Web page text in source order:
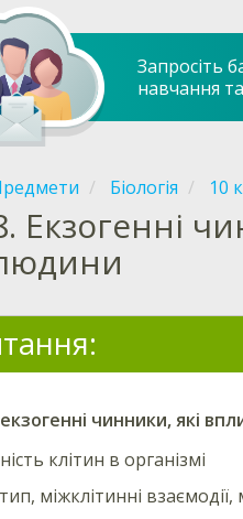
Запросіть
навчання
Біологія 10
Екзогенні
екзогенні чинники, які
клітин в організмі
міжклітинні